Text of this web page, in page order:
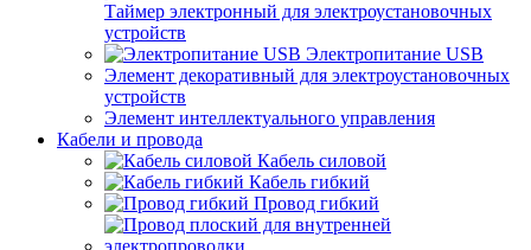
Таймер электронный для электроустановочных
устройств
Электропитание USB
Элемент декоративный для электроустановочных
устройств
Элемент интеллектуального управления
Кабели и провода
Кабель силовой
Кабель гибкий
Провод гибкий